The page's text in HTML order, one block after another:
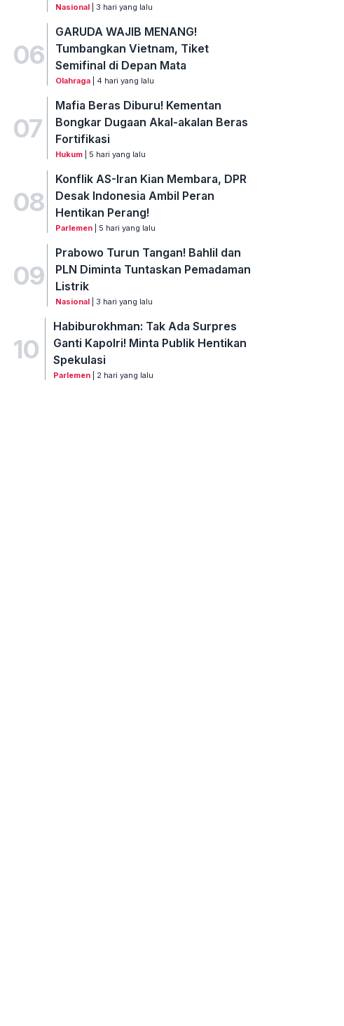
Nasional | 3 hari yang lalu
06
GARUDA WAJIB MENANG!
Tumbangkan Vietnam, Tiket
Semifinal di Depan Mata
Olahraga | 4 hari yang lalu
07
Mafia Beras Diburu! Kementan
Bongkar Dugaan Akal-akalan Beras
Fortifikasi
Hukum | 5 hari yang lalu
08
Konflik AS-Iran Kian Membara, DPR
Desak Indonesia Ambil Peran
Hentikan Perang!
Parlemen | 5 hari yang lalu
09
Prabowo Turun Tangan! Bahlil dan
PLN Diminta Tuntaskan Pemadaman
Listrik
Nasional | 3 hari yang lalu
10
Habiburokhman: Tak Ada Surpres
Ganti Kapolri! Minta Publik Hentikan
Spekulasi
Parlemen | 2 hari yang lalu